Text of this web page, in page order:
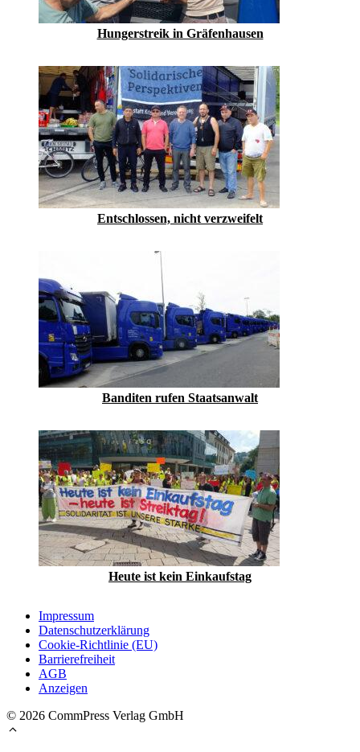
Hungerstreik in Gräfenhausen
Entschlossen, nicht verzweifelt
Banditen rufen Staatsanwalt
Heute ist kein Einkaufstag
Impressum
Datenschutzerklärung
Cookie-Richtlinie (EU)
Barrierefreiheit
AGB
Anzeigen
© 2026 CommPress Verlag GmbH